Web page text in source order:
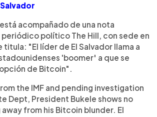
acompañado de una nota
político The Hill, con sede en
titula: "El líder de El Salvador llama a
'boomer' a que se
de Bitcoin".
the IMF and pending investigation
Dept, President Bukele shows no
from his Bitcoin blunder. El